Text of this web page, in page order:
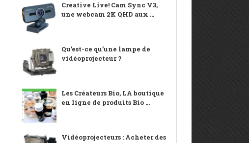
Creative Live! Cam Sync V3,
une webcam 2K QHD aux ...
Qu’est-ce qu’une lampe de
vidéoprojecteur ?
Les Créateurs Bio, LA boutique
en ligne de produits Bio ...
Vidéoprojecteurs : Acheter des